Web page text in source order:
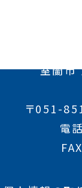
室蘭
〒051-
電